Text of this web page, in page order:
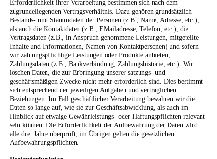
Erforderlichkeit ihrer Verarbeitung bestimmen sich nach dem
zugrundeliegenden Vertragsverhältnis. Dazu gehören grundsätzlich
Bestands- und Stammdaten der Personen (z.B., Name, Adresse, etc.),
als auch die Kontaktdaten (z.B., EMailadresse, Telefon, etc.), die
Vertragsdaten (z.B., in Anspruch genommene Leistungen, mitgeteilte
Inhalte und Informationen, Namen von Kontaktpersonen) und sofern
wir zahlungspflichtige Leistungen oder Produkte anbieten,
Zahlungsdaten (z.B., Bankverbindung, Zahlungshistorie, etc.). Wir
löschen Daten, die zur Erbringung unserer satzungs- und
geschäftsmäßigen Zwecke nicht mehr erforderlich sind. Dies bestimmt
sich entsprechend der jeweiligen Aufgaben und vertraglichen
Beziehungen. Im Fall geschäftlicher Verarbeitung bewahren wir die
Daten so lange auf, wie sie zur Geschäftsabwicklung, als auch im
Hinblick auf etwaige Gewährleistungs- oder Haftungspflichten relevant
sein können. Die Erforderlichkeit der Aufbewahrung der Daten wird
alle drei Jahre überprüft; im Übrigen gelten die gesetzlichen
Aufbewahrungspflichten.